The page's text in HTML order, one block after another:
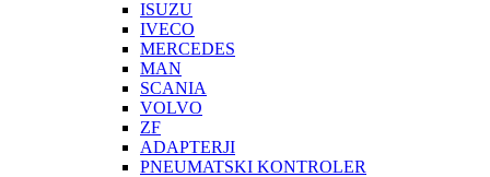
ISUZU
IVECO
MERCEDES
MAN
SCANIA
VOLVO
ZF
ADAPTERJI
PNEUMATSKI KONTROLER